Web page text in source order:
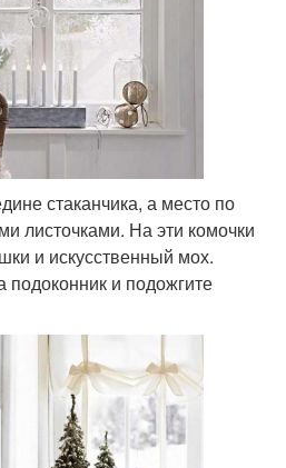
стаканчика, а место по
листочками. На эти комочки
и искусственный мох.
подоконник и подожгите